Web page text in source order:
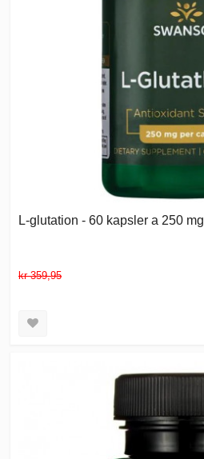
L-glutation - 60 kapsler a 250 mg
kr 359,95